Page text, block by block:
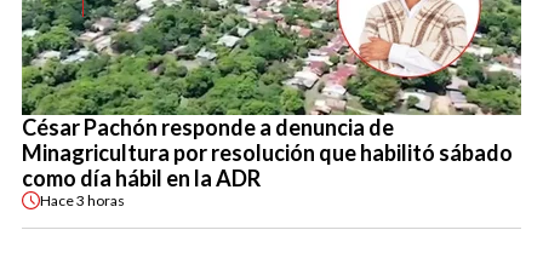
César Pachón responde a denuncia de
Minagricultura por resolución que habilitó sábado
como día hábil en la ADR
Hace3 horas